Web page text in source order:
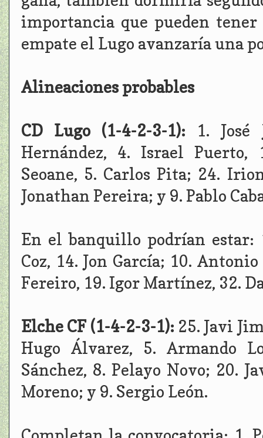
importancia que pueden
empate el Lugo avanzaría una
Alineaciones probables
CD Lugo (1-4-2-3-1): 1. José
Hernández, 4. Israel Puerto,
Seoane, 5. Carlos Pita; 24.
Jonathan Pereira; y 9. Pablo
En el banquillo podrían estar:
Coz, 14. Jon García; 10.
Fereiro, 19. Igor Martínez, 32.
Elche CF (1-4-2-3-1): 25. Javi
Hugo Álvarez, 5. Armando
Sánchez, 8. Pelayo Novo; 20.
Moreno; y 9. Sergio León.